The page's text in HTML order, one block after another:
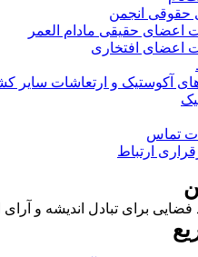
حقوقی انجمن
اعضای حقیقی مادام‌ العمر
اعضای افتخاری
آکوستیک و ارتعاشات سایر
تماس
ارتباط
فضایی برای تبادل اندیشه و